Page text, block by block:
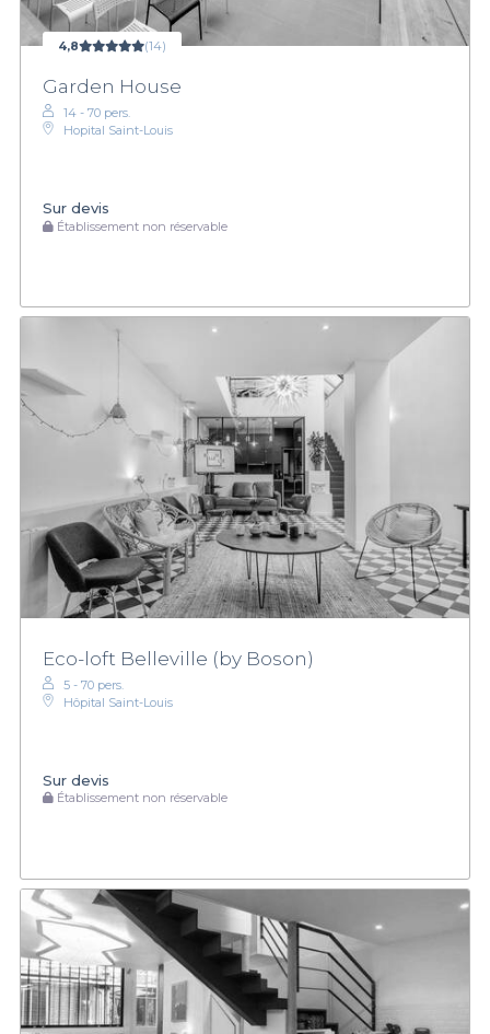
4,8 (14)
Garden House
14 - 70 pers.
Hopital Saint-Louis
Sur devis
Établissement non réservable
Eco-loft Belleville (by Boson)
5 - 70 pers.
Hôpital Saint-Louis
Sur devis
Établissement non réservable